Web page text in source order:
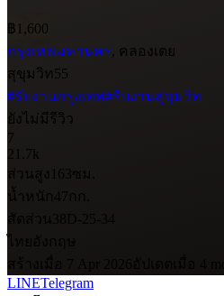
฿1,600
กรุงเทพมหานคร, คลองเตย
สุขุมวิท55
#รับงานกรุงเทพ#รับงานสุขุมวิท
ยังไม่มีรีวิว
7
21.7k
ส่วนสูง 163ซม.
น้ำหนัก47กก.
สัดส่วน
38D-25-34
LINETelegram